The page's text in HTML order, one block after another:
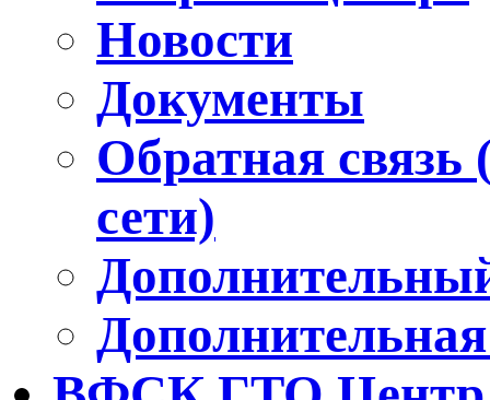
Новости
Документы
Обратная
сети)